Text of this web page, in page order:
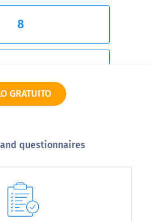
8
sua faixa etária.
GRATUITO
questionnaires